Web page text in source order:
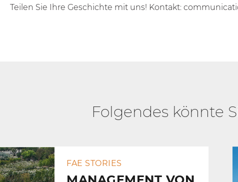
Teilen Sie Ihre Geschichte mit uns! Kontakt:
Folgendes könnte
FAE STORIES